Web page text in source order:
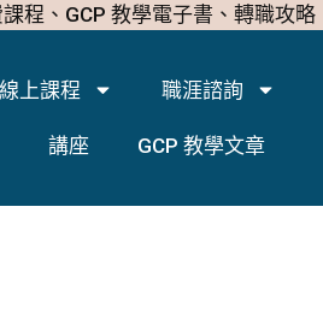
程、GCP 教學電子書、轉職攻略
線上課程 職涯諮詢
講座 GCP 教學文章